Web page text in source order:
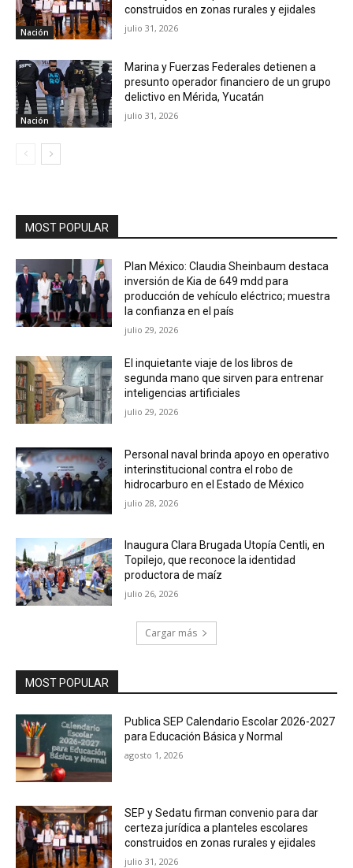
Nación
construidos en zonas rurales y ejidales
julio 31, 2026
Nación
Marina y Fuerzas Federales detienen a
presunto operador financiero de un grupo
delictivo en Mérida, Yucatán
julio 31, 2026
MOST POPULAR
Plan México: Claudia Sheinbaum destaca
inversión de Kia de 649 mdd para
producción de vehículo eléctrico; muestra
la confianza en el país
julio 29, 2026
El inquietante viaje de los libros de
segunda mano que sirven para entrenar
inteligencias artificiales
julio 29, 2026
Personal naval brinda apoyo en operativo
interinstitucional contra el robo de
hidrocarburo en el Estado de México
julio 28, 2026
Inaugura Clara Brugada Utopía Centli, en
Topilejo, que reconoce la identidad
productora de maíz
julio 26, 2026
Cargar más
MOST POPULAR
Publica SEP Calendario Escolar 2026-2027
para Educación Básica y Normal
agosto 1, 2026
SEP y Sedatu firman convenio para dar
certeza jurídica a planteles escolares
construidos en zonas rurales y ejidales
julio 31, 2026